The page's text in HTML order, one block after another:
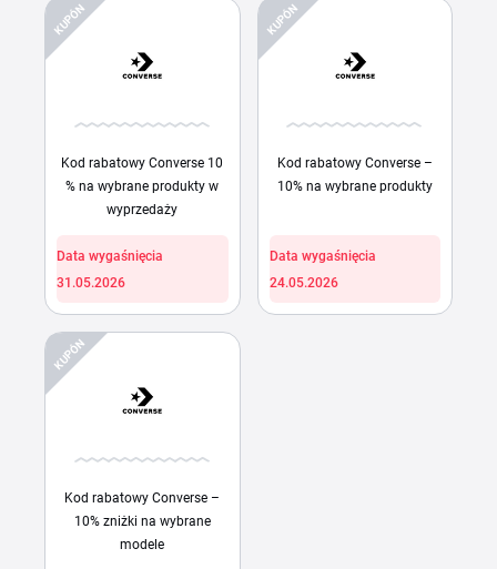
KUPÓN
Kod rabatowy Converse 10
% na wybrane produkty w
wyprzedaży
Data wygaśnięcia
31.05.2026
KUPÓN
Kod rabatowy Converse –
10% na wybrane produkty
Data wygaśnięcia
24.05.2026
KUPÓN
Kod rabatowy Converse –
10% zniżki na wybrane
modele